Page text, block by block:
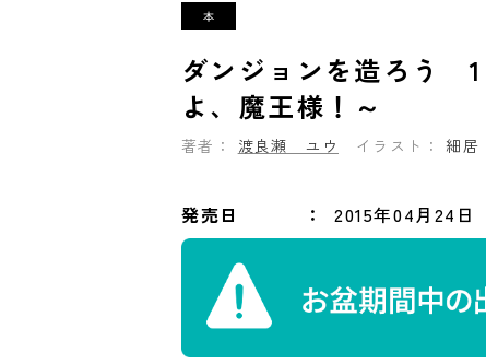
ダンジョンを造ろう
よ、魔王様！～
著者： 渡良瀬 ユウ イラスト： 細
発売日 2015年04月24日